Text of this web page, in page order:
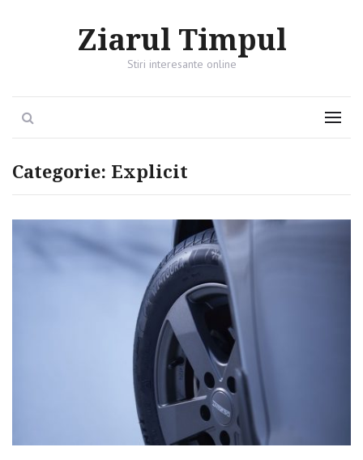
Ziarul Timpul
Stiri interesante online
Menu
Categorie: Explicit